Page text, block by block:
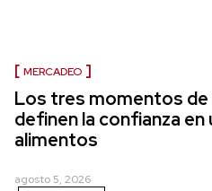
MERCADEO
Los tres momentos de
definen la confianza en
alimentos
agosto 5, 2026